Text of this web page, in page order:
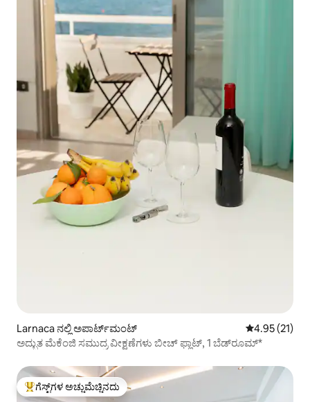
Larnaca ನಲ್ಲಿ ಅಪಾರ್ಟ್‌ಮಂಟ್ 5 ರಲ್ಲಿ 4.95
4.95 (21)
ಅದ್ಭುತ ಮೆಕೆಂಜಿ ಸಮುದ್ರ ವೀಕ್ಷಣೆಗಳು ಬೀಚ್ ಫ್ಲಾಟ್, 1 ಬೆಡ್‌ರೂಮ್*
ಗೆಸ್ಟ್‌ಗಳಿಗೆ ಅತಿ ಹೆಚ್ಚು ಅಚ್ಚುಮೆಚ್ಚಿನದು
ಗೆಸ್ಟ್‌ಗಳ ಅಚ್ಚುಮೆಚ್ಚಿನದು